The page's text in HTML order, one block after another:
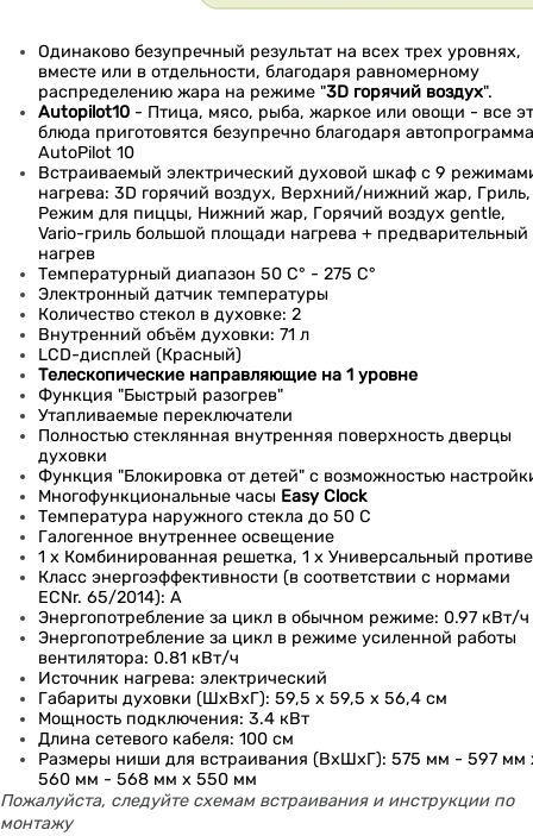
Одинаково безупречный результат на всех трех уровнях,
вместе или в отдельности, благодаря равномерному
распределению жара на режиме "3D горячий воздух".
Autopilot10 - Птица, мясо, рыба, жаркое или овощи - все
блюда приготовятся безупречно благодаря
AutoPilot 10
Встраиваемый электрический духовой шкаф с 9
нагрева: 3D горячий воздух, Верхний/нижний жар, Гриль,
Режим для пиццы, Нижний жар, Горячий воздух gentle,
Vario-гриль большой площади нагрева + предварительный
нагрев
Температурный диапазон 50 C° - 275 C°
Электронный датчик температуры
Количество стекол в духовке: 2
Внутренний объём духовки: 71 л
LCD-дисплей (Красный)
Телескопические направляющие на 1 уровне
Функция "Быстрый разогрев"
Утапливаемые переключатели
Полностью стеклянная внутренняя поверхность дверцы
духовки
Функция "Блокировка от детей" с возможностью
Многофункциональные часы Easy Clock
Температура наружного стекла до 50 С
Галогенное внутреннее освещение
1 x Комбинированная решетка, 1 x Универсальный
Класс энергоэффективности (в соответствии с нормами
ЕСNr. 65/2014): A
Энергопотребление за цикл в обычном режиме: 0.97 кВт/ч
Энергопотребление за цикл в режиме усиленной работы
вентилятора: 0.81 кВт/ч
Источник нагрева: электрический
Габариты духовки (ШхВхГ): 59,5 х 59,5 х 56,4 см
Мощность подключения: 3.4 кВт
Длина сетевого кабеля: 100 см
Размеры ниши для встраивания (ВхШхГ): 575 мм - 597 мм
560 мм - 568 мм x 550 мм
Пожалуйста, следуйте схемам встраивания и инструкции по
монтажу